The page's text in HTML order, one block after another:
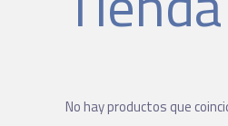
No hay productos que